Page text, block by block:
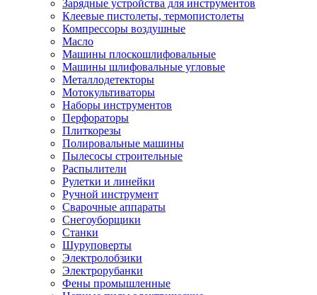
Зарядные устройства для инструментов
Клеевые пистолеты, термопистолеты
Компрессоры воздушные
Масло
Машины плоскошлифовальные
Машины шлифовальные угловые
Металлодетекторы
Мотокультиваторы
Наборы инструментов
Перфораторы
Плиткорезы
Полировальные машины
Пылесосы строительные
Распылители
Рулетки и линейки
Ручной инструмент
Сварочные аппараты
Снегоуборщики
Станки
Шуруповерты
Электролобзики
Электрорубанки
Фены промышленные